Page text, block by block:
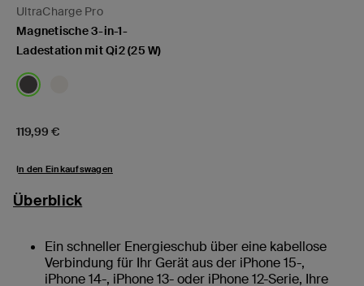
UltraCharge Pro
Magnetische 3-in-1-
Ladestation mit Qi2 (25 W)
Price:
119,99 €
In den Einkaufswagen
Überblick
Ein schneller Energieschub über eine kabellose
Verbindung für Ihr Gerät aus der iPhone 15-,
iPhone 14-, iPhone 13- oder iPhone 12-Serie, Ihre